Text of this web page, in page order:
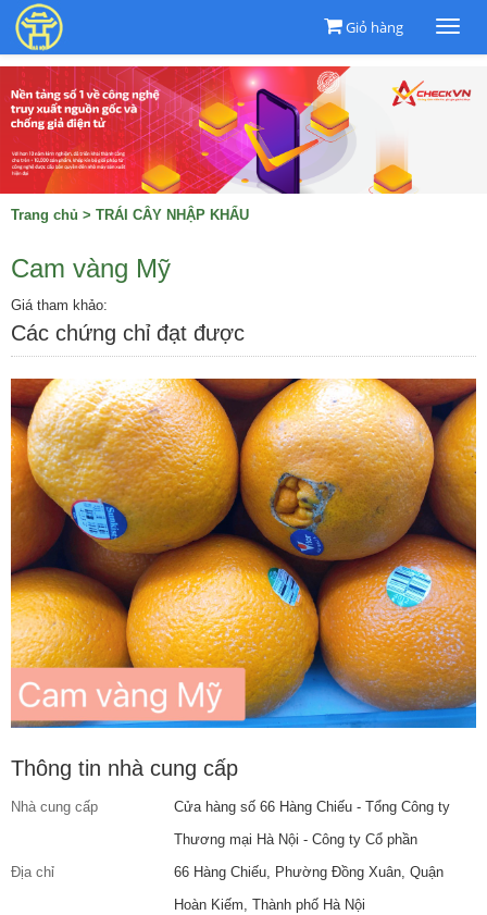
Giỏ hàng
Trang chủ > TRÁI CÂY NHẬP KHẨU
Cam vàng Mỹ
Giá tham khảo:
Các chứng chỉ đạt được
Thông tin nhà cung cấp
Nhà cung cấp
Cửa hàng số 66 Hàng Chiếu - Tổng Công ty
Thương mại Hà Nội - Công ty Cổ phần
Địa chỉ
66 Hàng Chiếu, Phường Đồng Xuân, Quận
Hoàn Kiếm, Thành phố Hà Nội